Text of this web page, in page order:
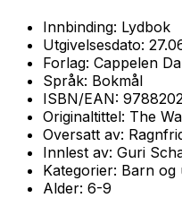
Innbinding: Lydbok
Utgivelsesdato:
Forlag: Cappelen
Språk: Bokmål
ISBN/EAN:
Originaltittel: The
Oversatt av:
Innlest av: Guri
Kategorier: Barn og
Alder: 6-9